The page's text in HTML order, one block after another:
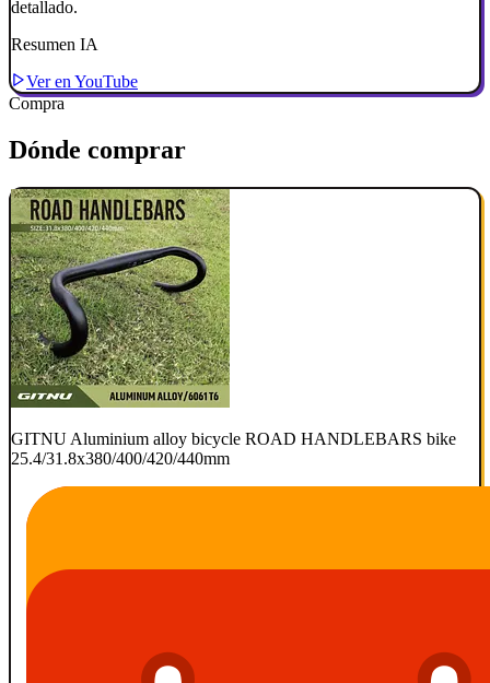
detallado.
Resumen IA
Ver en YouTube
Compra
Dónde comprar
GITNU Aluminium alloy bicycle ROAD HANDLEBARS bike
25.4/31.8x380/400/420/440mm